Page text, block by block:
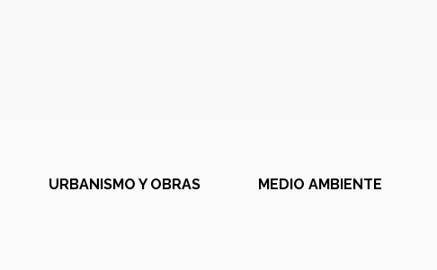
URBANISMO Y OBRAS MEDIO AMBIENTE